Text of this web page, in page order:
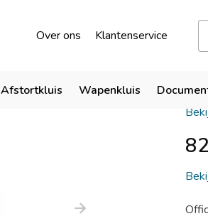
Over ons Klantenservice
Afstortkluis Wapenkluis
Bezoek onze